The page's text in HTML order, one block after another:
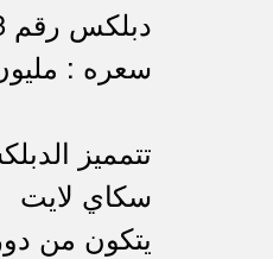
دبلكس رقم 3 مساحته : 252
سعره : مليون و
تتمميز
سكاي لايت
يتكون من